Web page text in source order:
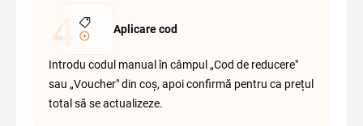
Aplicare cod
Introdu codul manual în câmpul „Cod de reducere"
sau „Voucher" din coș, apoi confirmă pentru ca prețul
total să se actualizeze.